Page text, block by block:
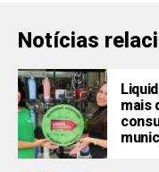
Notícias
mais